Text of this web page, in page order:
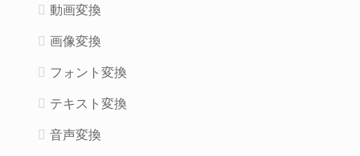
動画変換
画像変換
フォント変換
テキスト変換
音声変換